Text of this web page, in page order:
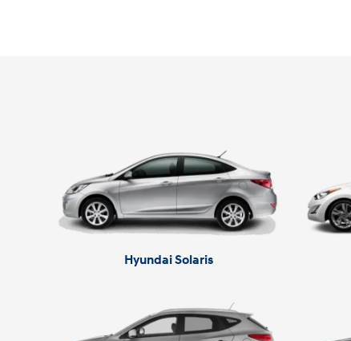
Hyundai Solaris